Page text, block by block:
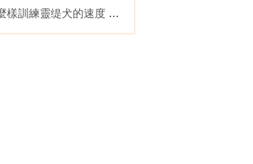
怎麼樣訓練靈缇犬的速度 必須從犬的幼齡開始